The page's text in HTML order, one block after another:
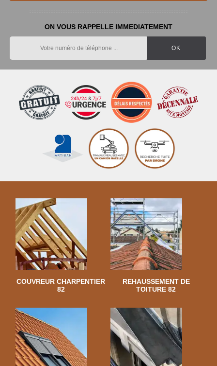
ON VOUS RAPPELLE IMMEDIATEMENT
COUVREUR CHARPENTIER
82
REHAUSSEMENT DE
TOITURE 82